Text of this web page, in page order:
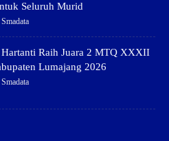
Seluruh Murid
Hartanti Raih Juara 2 MTQ XXXII
Lumajang 2026